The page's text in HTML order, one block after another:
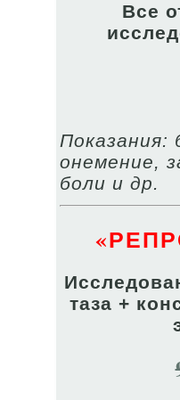
Все
Показания:
онемение,
боли и др.
таза +